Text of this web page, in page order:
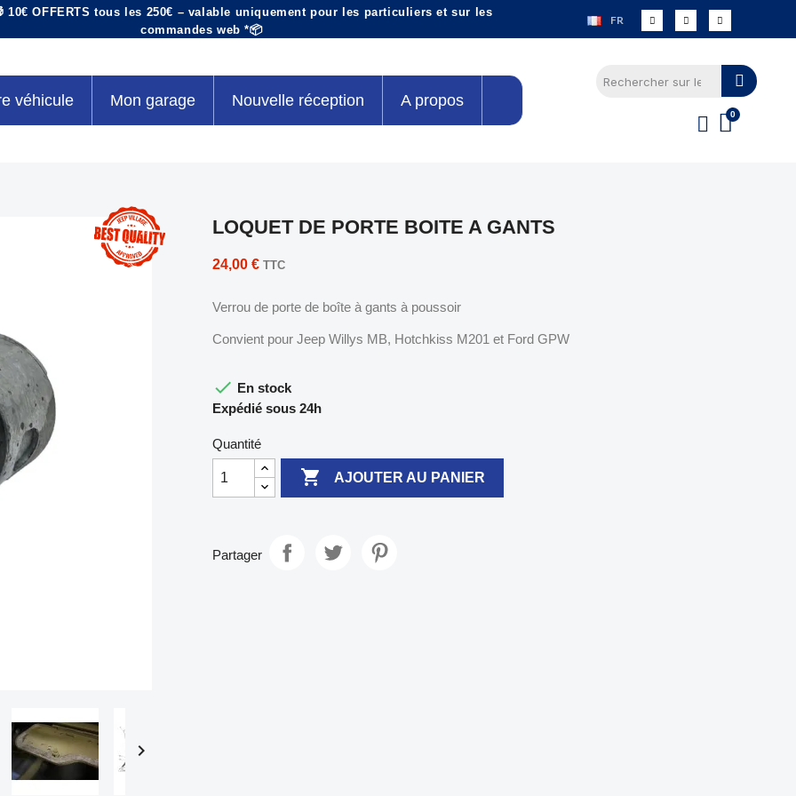
10€ OFFERTS tous les 250€ – valable uniquement pour les particuliers et sur les
commandes web *📦
FR
véhicule Mon garage Nouvelle réception A propos

LOQUET DE PORTE BOITE A GANTS
24,00 € TTC
Verrou de porte de boîte à gants à poussoir
Convient pour Jeep Willys MB, Hotchkiss M201 et Ford GPW
 En stock
Expédié sous 24h
Quantité
 AJOUTER AU PANIER
Partager